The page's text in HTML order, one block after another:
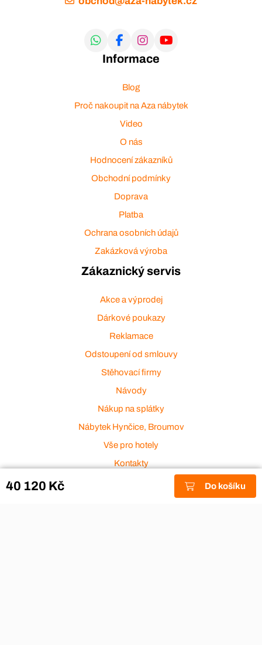
40 120 Kč Do košíku
Informace
Blog
Proč nakoupit na Aza nábytek
Video
O nás
Hodnocení zákazníků
Obchodní podmínky
Doprava
Platba
Ochrana osobních údajů
Zakázková výroba
Zákaznický servis
Akce a výprodej
Dárkové poukazy
Reklamace
Odstoupení od smlouvy
Stěhovací firmy
Návody
Nákup na splátky
Nábytek Hynčice, Broumov
Vše pro hotely
Kontakty
Přijímáme platební karty